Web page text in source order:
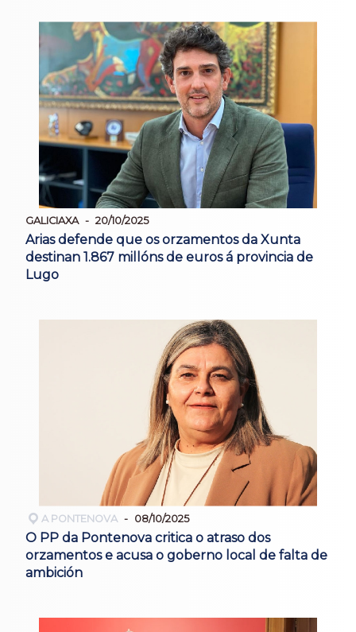
GALICIAXA 20/10/2025
Arias defende que os orzamentos da Xunta
destinan 1.867 millóns de euros á provincia de
Lugo
A PONTENOVA 08/10/2025
O PP da Pontenova critica o atraso dos
orzamentos e acusa o goberno local de falta de
ambición